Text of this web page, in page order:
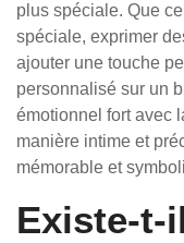
plus spéciale. Que
spéciale, exprimer
ajouter une touche
personnalisé sur un
émotionnel fort avec
manière intime et
mémorable et
Existe-t-